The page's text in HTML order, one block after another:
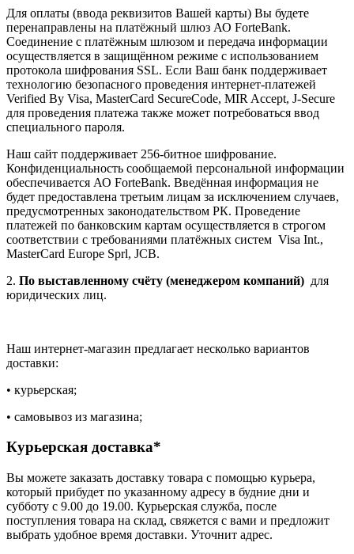
Для оплаты (ввода реквизитов Вашей карты) Вы будете
перенаправлены на платёжный шлюз АО ForteBank.
Соединение с платёжным шлюзом и передача информации
осуществляется в защищённом режиме с использованием
протокола шифрования SSL. Если Ваш банк поддерживает
технологию безопасного проведения интернет-платежей
Verified By Visa, MasterCard SecureCode, MIR Accept, J-Secure
для проведения платежа также может потребоваться ввод
специального пароля.
Наш сайт поддерживает 256-битное шифрование.
Конфиденциальность сообщаемой персональной информации
обеспечивается АО ForteBank. Введённая информация не
будет предоставлена третьим лицам за исключением случаев,
предусмотренных законодательством РК. Проведение
платежей по банковским картам осуществляется в строгом
соответствии с требованиями платёжных систем Visa Int.,
MasterCard Europe Sprl, JCB.
2. По выставленному счёту (менеджером компаний) для
юридических лиц.
Наш интернет-магазин предлагает несколько вариантов
доставки:
• курьерская;
• самовывоз из магазина;
Курьерская доставка*
Вы можете заказать доставку товара с помощью курьера,
который прибудет по указанному адресу в будние дни и
субботу с 9.00 до 19.00. Курьерская служба, после
поступления товара на склад, свяжется с вами и предложит
выбрать удобное время доставки. Уточнит адрес.